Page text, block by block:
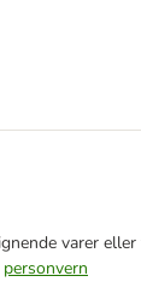
varer
personvern